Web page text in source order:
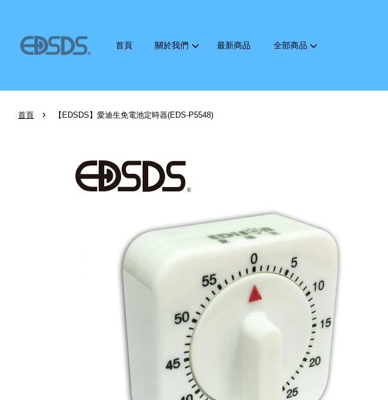
首頁 關於我們 最新商品 全部商品
首頁 › 【EDSDS】愛迪生免電池定時器(EDS-P5548)